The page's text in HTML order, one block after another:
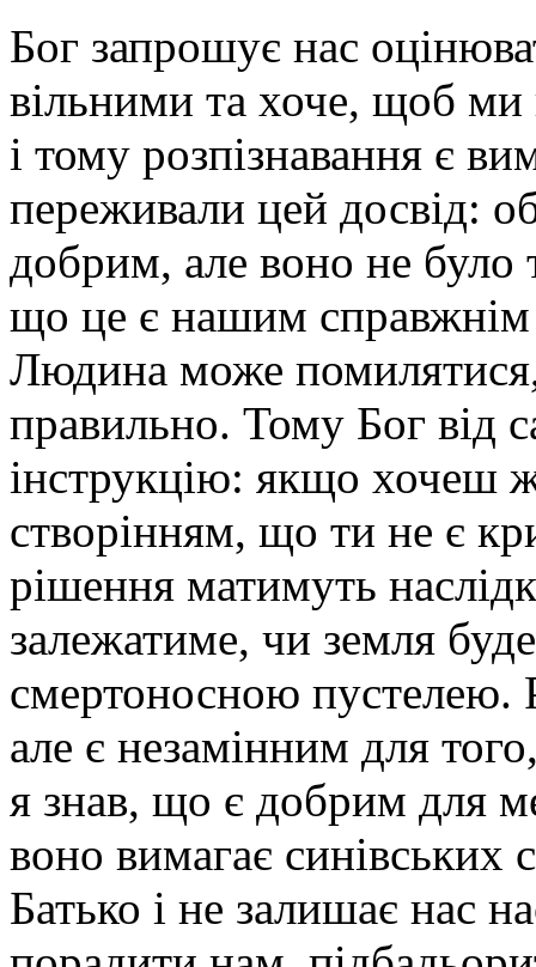
Бог запрошує нас
вільними та хоче, щоб ми
і тому розпізнавання є
переживали цей досвід:
добрим, але воно не було
що це є нашим справжнім
Людина може
правильно. Тому Бог від
інструкцію: якщо хочеш
створінням, що ти не є
рішення матимуть
залежатиме, чи земля
смертоносною пустелею.
але є незамінним для
я знав, що є добрим для
воно вимагає синівських
Батько і не залишає нас